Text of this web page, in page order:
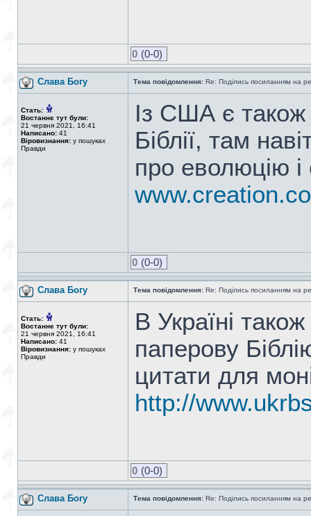
0 (0-0)
Слава Богу Тема повідомлення: Re: Поділись посиланням на
Стать:
Востаннє тут були:
21 червня 2021, 16:41
Написано: 41
Віровизнання: у пошуках
Правди
Із США є також
Біблії, там
про еволюцію і
0 (0-0)
Слава Богу Тема повідомлення: Re: Поділись посиланням на
Стать:
Востаннє тут були:
21 червня 2021, 16:41
Написано: 41
Віровизнання: у пошуках
Правди
В Україні
паперову
цитати для
http://
0 (0-0)
Слава Богу Тема повідомлення: Re: Поділись посиланням на